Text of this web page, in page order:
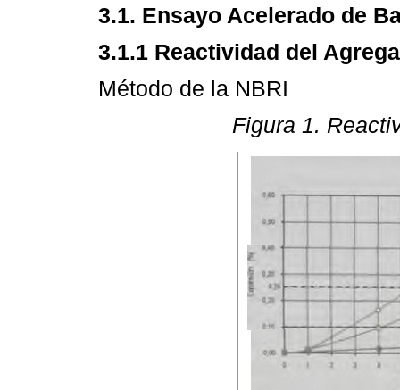
3.1. Ensayo Acelerado de
3.1.1 Reactividad del
Método de la NBRI
Figura 1.